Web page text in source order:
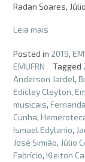
Radan Soares,
Leia mais
Posted in 2019,
EMUFRN
Tagged
Anderson Jardel,
Edicley Cleyton,
musicais,
Cunha,
Ismael Edylanio,
José Simião, Júlio
Fabrício, Kleiton